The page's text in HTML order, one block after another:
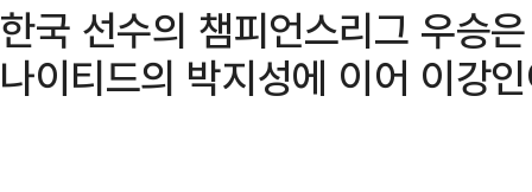
한국 선수의 챔피언스리그 우승
나이티드의 박지성에 이어 이강